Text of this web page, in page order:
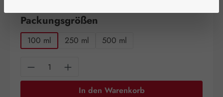
Packungsgrößen
100 ml 250 ml 500 ml
Produkt Anzahl: Gib den gewünschten
In den Warenkorb